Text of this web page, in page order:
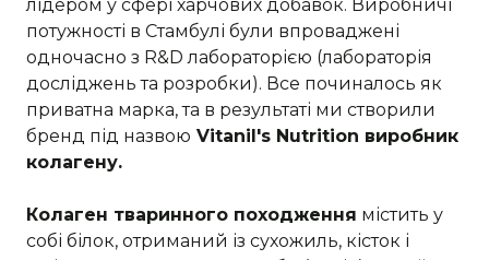
лідером у сфері харчових добавок. Виробничі
потужності в Стамбулі були впроваджені
одночасно з R&D лабораторією (лабораторія
досліджень та розробки). Все починалось як
приватна марка, та в результаті ми створили
бренд під назвою Vitanil's Nutrition виробник
колагену.
Колаген тваринного походження містить у
собі білок, отриманий із сухожиль, кісток і